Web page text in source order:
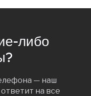
либо
— наш
на все